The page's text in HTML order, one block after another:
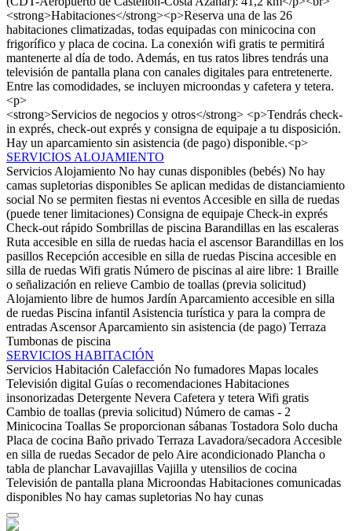
<strong>Habitaciones</strong><p>Reserva una de las 26
habitaciones climatizadas, todas equipadas con minicocina con
frigorífico y placa de cocina. La conexión wifi gratis te permitirá
mantenerte al día de todo. Además, en tus ratos libres tendrás una
televisión de pantalla plana con canales digitales para entretenerte.
Entre las comodidades, se incluyen microondas y cafetera y tetera.
<p>
<strong>Servicios de negocios y otros</strong> <p>Tendrás check-
in exprés, check-out exprés y consigna de equipaje a tu disposición.
Hay un aparcamiento sin asistencia (de pago) disponible.<p>
SERVICIOS ALOJAMIENTO
Servicios Alojamiento No hay cunas disponibles (bebés) No hay
camas supletorias disponibles Se aplican medidas de distanciamiento
social No se permiten fiestas ni eventos Accesible en silla de ruedas
(puede tener limitaciones) Consigna de equipaje Check-in exprés
Check-out rápido Sombrillas de piscina Barandillas en las escaleras
Ruta accesible en silla de ruedas hacia el ascensor Barandillas en los
pasillos Recepción accesible en silla de ruedas Piscina accesible en
silla de ruedas Wifi gratis Número de piscinas al aire libre: 1 Braille
o señalización en relieve Cambio de toallas (previa solicitud)
Alojamiento libre de humos Jardín Aparcamiento accesible en silla
de ruedas Piscina infantil Asistencia turística y para la compra de
entradas Ascensor Aparcamiento sin asistencia (de pago) Terraza
Tumbonas de piscina
SERVICIOS HABITACIÓN
Servicios Habitación Calefacción No fumadores Mapas locales
Televisión digital Guías o recomendaciones Habitaciones
insonorizadas Detergente Nevera Cafetera y tetera Wifi gratis
Cambio de toallas (previa solicitud) Número de camas - 2
Minicocina Toallas Se proporcionan sábanas Tostadora Solo ducha
Placa de cocina Baño privado Terraza Lavadora/secadora Accesible
en silla de ruedas Secador de pelo Aire acondicionado Plancha o
tabla de planchar Lavavajillas Vajilla y utensilios de cocina
Televisión de pantalla plana Microondas Habitaciones comunicadas
disponibles No hay camas supletorias No hay cunas